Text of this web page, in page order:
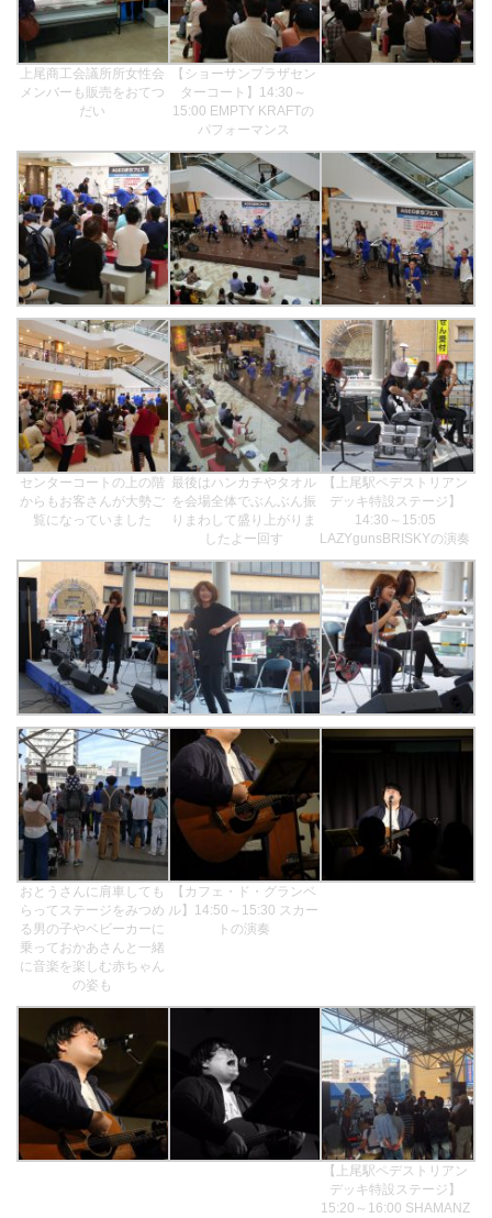
上尾商工会議所所女性会
メンバーも販売をおてつ
だい
【ショーサンプラザセン
ターコート】14:30～
15:00 EMPTY KRAFTの
パフォーマンス
センターコートの上の階
からもお客さんが大勢ご
覧になっていました
最後はハンカチやタオル
を会場全体でぶんぶん振
りまわして盛り上がりま
したよー回す
【上尾駅ペデストリアン
デッキ特設ステージ】
14:30～15:05
LAZYgunsBRISKYの演奏
おとうさんに肩車しても
らってステージをみつめ
る男の子やベビーカーに
乗っておかあさんと一緒
に音楽を楽しむ赤ちゃん
の姿も
【カフェ・ド・グランベ
ル】14:50～15:30 スカー
トの演奏
【上尾駅ペデストリアン
デッキ特設ステージ】
15:20～16:00 SHAMANZ